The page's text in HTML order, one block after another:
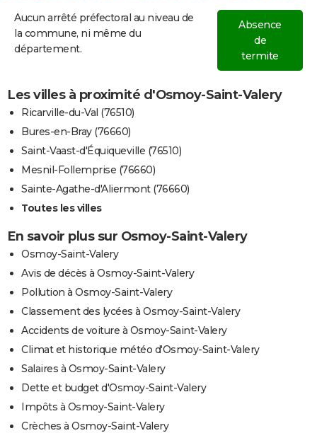
Aucun arrêté préfectoral au niveau de
la commune, ni même du
département.
Absence
de
termite
Les villes à proximité d'Osmoy-Saint-Valery
Ricarville-du-Val (76510)
Bures-en-Bray (76660)
Saint-Vaast-d'Équiqueville (76510)
Mesnil-Follemprise (76660)
Sainte-Agathe-d'Aliermont (76660)
Toutes les villes
En savoir plus sur Osmoy-Saint-Valery
Osmoy-Saint-Valery
Avis de décès à Osmoy-Saint-Valery
Pollution à Osmoy-Saint-Valery
Classement des lycées à Osmoy-Saint-Valery
Accidents de voiture à Osmoy-Saint-Valery
Climat et historique météo d'Osmoy-Saint-Valery
Salaires à Osmoy-Saint-Valery
Dette et budget d'Osmoy-Saint-Valery
Impôts à Osmoy-Saint-Valery
Crèches à Osmoy-Saint-Valery